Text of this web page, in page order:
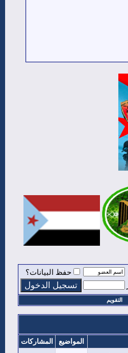
حفظ البيانات؟
التقويم
المواضيع المشاركات